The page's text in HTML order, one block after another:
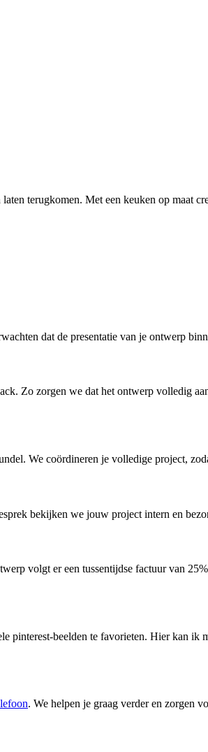
terugkomen. Met een keuken op maat
dat de presentatie van je ontwerp
Zo zorgen we dat het ontwerp volledig
We coördineren je volledige project,
bekijken we jouw project intern en
volgt er een tussentijdse factuur van
beelden te favorieten. Hier kan ik
. We helpen je graag verder en zorgen